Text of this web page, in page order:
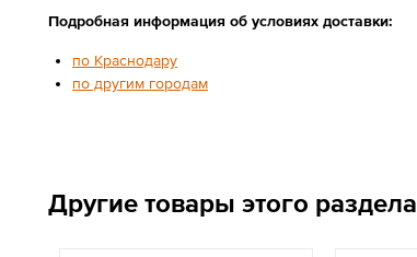
Подробная информация об условиях доставки:
по Краснодару
по другим городам
Другие товары этого раздела